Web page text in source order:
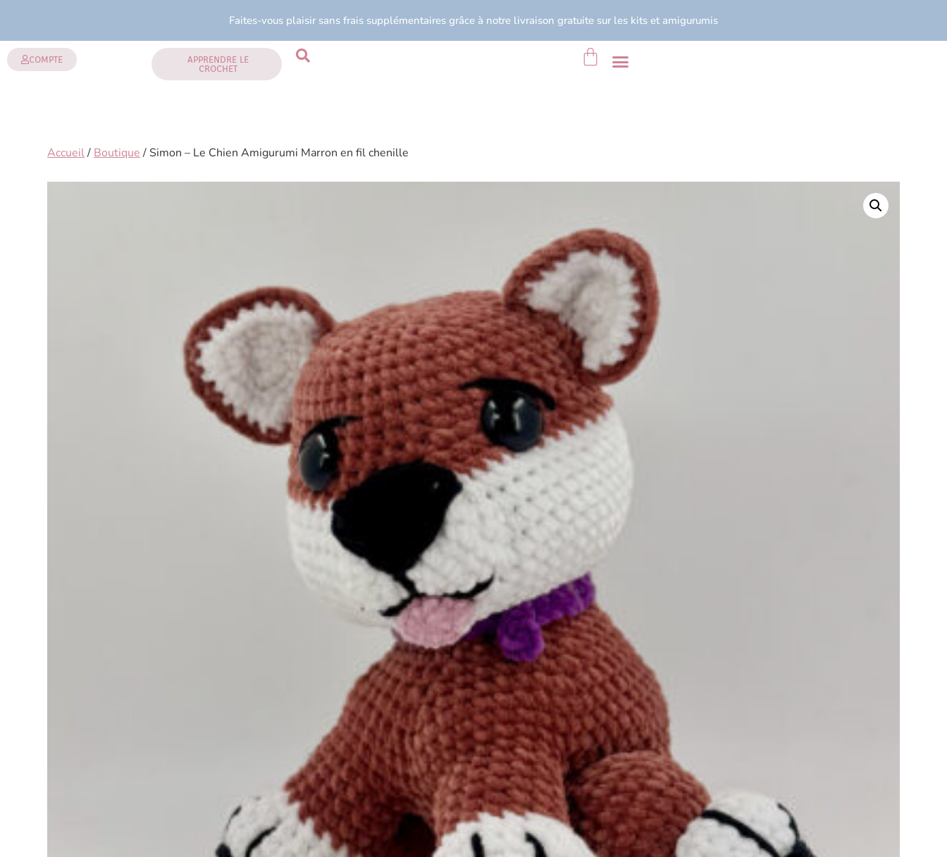
Faites-vous plaisir sans frais supplémentaires grâce à notre livraison gratuite sur les kits et amigurumis
COMPTE
APPRENDRE LE
CROCHET
Accueil/ Boutique / Simon – Le Chien Amigurumi Marron en fil chenille